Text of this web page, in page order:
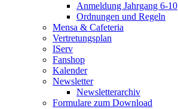
Anmeldung Jahrgang 6-10
Ordnungen und Regeln
Mensa & Cafeteria
Vertretungsplan
IServ
Fanshop
Kalender
Newsletter
Newsletterarchiv
Formulare zum Download